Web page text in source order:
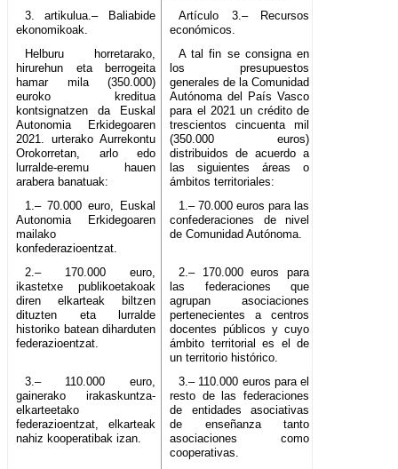
3. artikulua.– Baliabide
ekonomikoak.
Artículo 3.– Recursos
económicos.
Helburu horretarako,
hirurehun eta berrogeita
hamar mila (350.000)
euroko kreditua
kontsignatzen da Euskal
Autonomia Erkidegoaren
2021. urterako Aurrekontu
Orokorretan, arlo edo
lurralde-eremu hauen
arabera banatuak:
A tal fin se consigna en
los presupuestos
generales de la Comunidad
Autónoma del País Vasco
para el 2021 un crédito de
trescientos cincuenta mil
(350.000 euros)
distribuidos de acuerdo a
las siguientes áreas o
ámbitos territoriales:
1.– 70.000 euro, Euskal
Autonomia Erkidegoaren
mailako
konfederazioentzat.
1.– 70.000 euros para las
confederaciones de nivel
de Comunidad Autónoma.
2.– 170.000 euro,
ikastetxe publikoetakoak
diren elkarteak biltzen
dituzten eta lurralde
historiko batean diharduten
federazioentzat.
2.– 170.000 euros para
las federaciones que
agrupan asociaciones
pertenecientes a centros
docentes públicos y cuyo
ámbito territorial es el de
un territorio histórico.
3.– 110.000 euro,
gainerako irakaskuntza-
elkarteetako
federazioentzat, elkarteak
nahiz kooperatibak izan.
3.– 110.000 euros para el
resto de las federaciones
de entidades asociativas
de enseñanza tanto
asociaciones como
cooperativas.